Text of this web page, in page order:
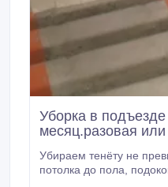
Уборка в подъезде
месяц.разовая
Убираем тенёту не
потолка до пола,